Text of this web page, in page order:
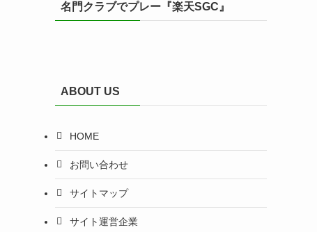
名門クラブでプレー『楽天SGC』
ABOUT US
HOME
お問い合わせ
サイトマップ
サイト運営企業